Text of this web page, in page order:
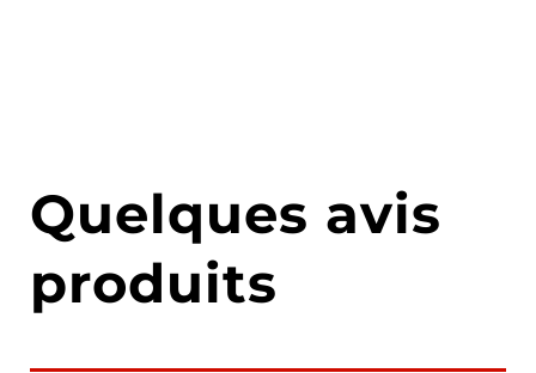
Quelques avis
produits